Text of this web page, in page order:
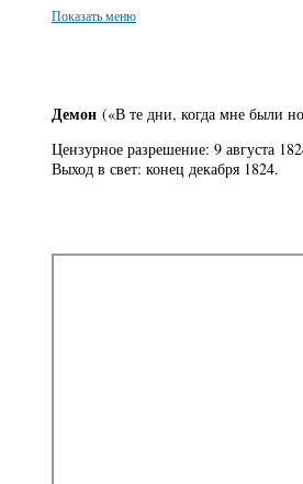
Показать меню
Демон («В те дни, когда мне были
Цензурное разрешение: 9 августа
Выход в свет: конец декабря 1824.